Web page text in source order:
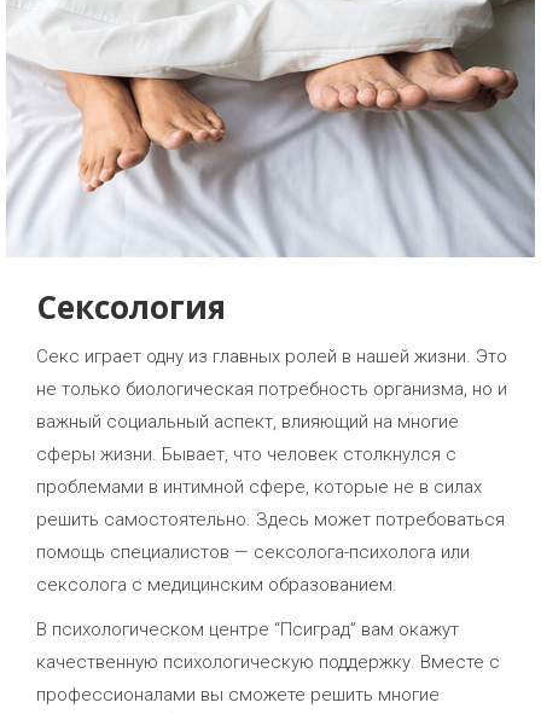
Сексология
Секс играет одну из главных ролей в нашей жизни. Это
не только биологическая потребность организма, но и
важный социальный аспект, влияющий на многие
сферы жизни. Бывает, что человек столкнулся с
проблемами в интимной сфере, которые не в силах
решить самостоятельно. Здесь может потребоваться
помощь специалистов — сексолога-психолога или
сексолога с медицинским образованием.
В психологическом центре “Псиград” вам окажут
качественную психологическую поддержку. Вместе с
профессионалами вы сможете решить многие